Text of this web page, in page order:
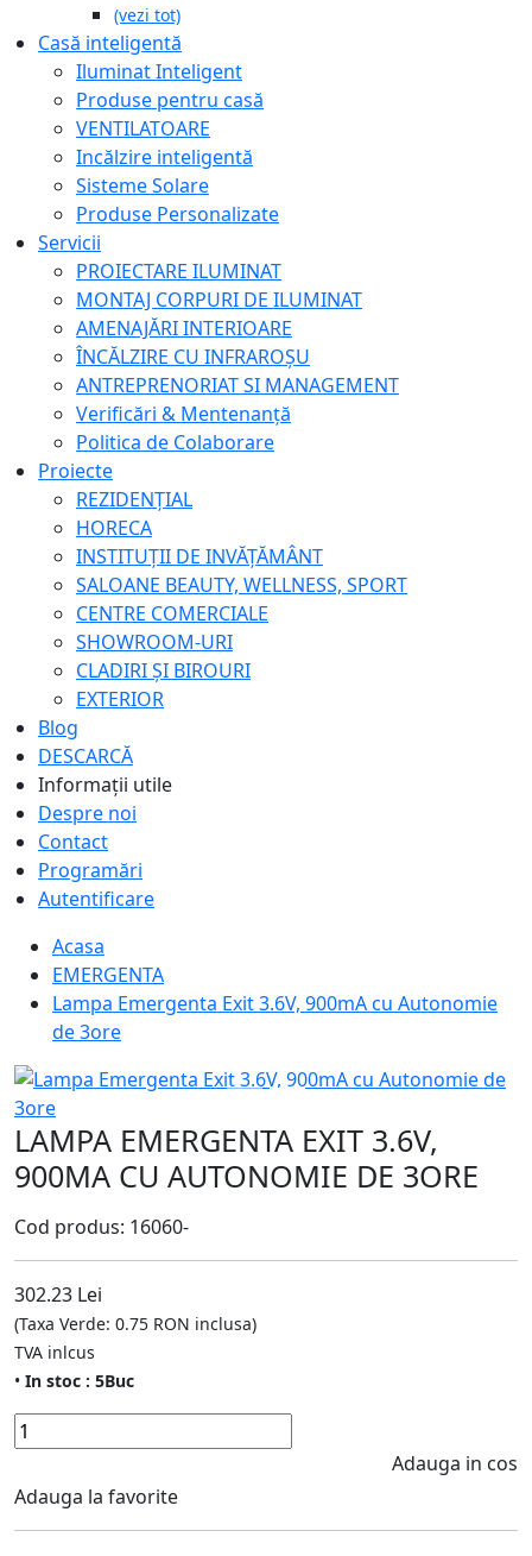
(vezi tot)
Casă inteligentă
Iluminat Inteligent
Produse pentru casă
VENTILATOARE
Incălzire inteligentă
Sisteme Solare
Produse Personalizate
Servicii
PROIECTARE ILUMINAT
MONTAJ CORPURI DE ILUMINAT
AMENAJĂRI INTERIOARE
ÎNCĂLZIRE CU INFRAROȘU
ANTREPRENORIAT SI MANAGEMENT
Verificări & Mentenanță
Politica de Colaborare
Proiecte
REZIDENȚIAL
HORECA
INSTITUȚII DE INVĂȚĂMÂNT
SALOANE BEAUTY, WELLNESS, SPORT
CENTRE COMERCIALE
SHOWROOM-URI
CLADIRI ȘI BIROURI
EXTERIOR
Blog
DESCARCĂ
Informații utile
Despre noi
Contact
Programări
Autentificare
Acasa
EMERGENTA
Lampa Emergenta Exit 3.6V, 900mA cu Autonomie
de 3ore
LAMPA EMERGENTA EXIT 3.6V,
900MA CU AUTONOMIE DE 3ORE
Cod produs: 16060-
302.23 Lei
(Taxa Verde: 0.75 RON inclusa)
TVA inlcus
• In stoc : 5Buc
Adauga in cos
Adauga la favorite